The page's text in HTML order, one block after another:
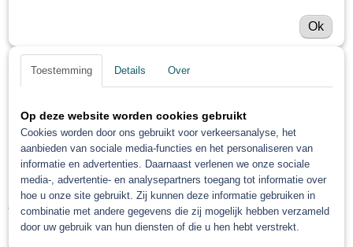
10,00 Kg
Omschrijving
Gerko speed Blankelak bij set gratis
doos pps bekers
Nu bij aankoop van een set Speed blankelak van
Gerko een doos bekers PPS gratis 600 ml met
Ok
Toestemming Details Over
Op deze website worden cookies gebruikt
Cookies worden door ons gebruikt voor verkeersanalyse, het
aanbieden van sociale media-functies en het personaliseren van
informatie en advertenties. Daarnaast verlenen we onze sociale
media-, advertentie- en analysepartners toegang tot informatie over
hoe u onze site gebruikt. Zij kunnen deze informatie gebruiken in
combinatie met andere gegevens die zij mogelijk hebben verzameld
door uw gebruik van hun diensten of die u hen hebt verstrekt.